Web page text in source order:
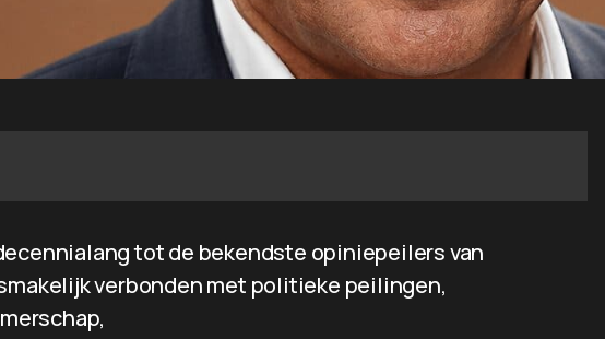
tot de bekendste opiniepeilers van
verbonden met politieke peilingen,